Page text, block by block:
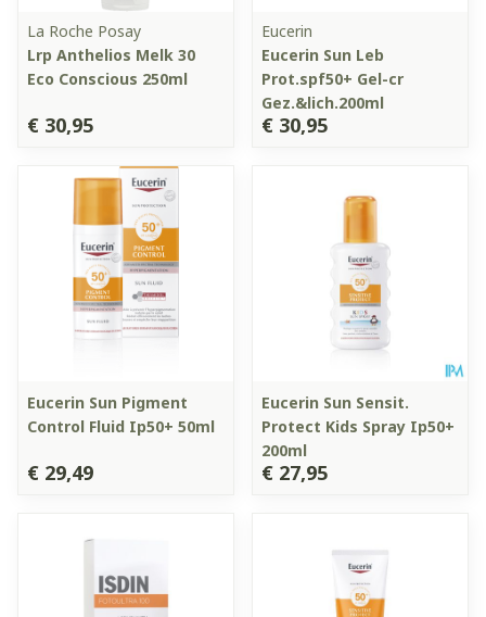
La Roche Posay
Lrp Anthelios Melk 30
Eco Conscious 250ml
€ 30,95
Eucerin
Eucerin Sun Leb
Prot.spf50+ Gel-cr
Gez.&lich.200ml
€ 30,95
Eucerin Sun Pigment
Control Fluid Ip50+ 50ml
€ 29,49
Eucerin Sun Sensit.
Protect Kids Spray Ip50+
200ml
€ 27,95